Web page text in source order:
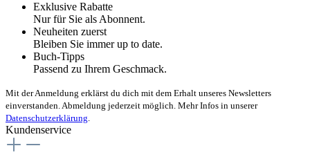
Exklusive Rabatte
Nur für Sie als Abonnent.
Neuheiten zuerst
Bleiben Sie immer up to date.
Buch-Tipps
Passend zu Ihrem Geschmack.
Mit der Anmeldung erklärst du dich mit dem Erhalt unseres Newsletters
einverstanden. Abmeldung jederzeit möglich. Mehr Infos in unserer
Datenschutzerklärung.
Kundenservice